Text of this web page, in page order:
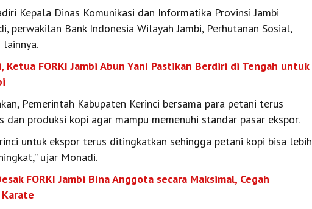
Kepala Dinas Komunikasi dan Informatika Provinsi Jambi
perwakilan Bank Indonesia Wilayah Jambi, Perhutanan Sosial,
FORKI Jambi Abun Yani Pastikan Berdiri di Tengah untuk
Pemerintah Kabupaten Kerinci bersama para petani terus
dan produksi kopi agar mampu memenuhi standar pasar ekspor.
untuk ekspor terus ditingkatkan sehingga petani kopi bisa lebih
ujar Monadi.
FORKI Jambi Bina Anggota secara Maksimal, Cegah